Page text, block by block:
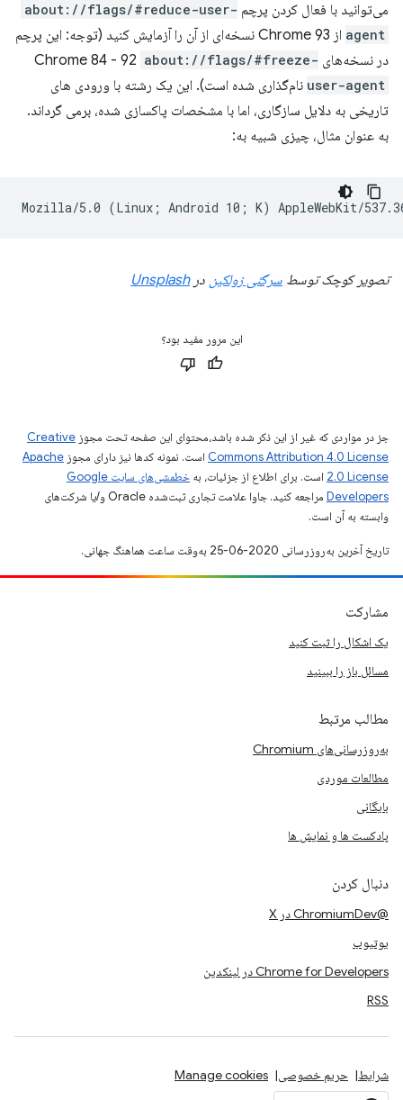
می‌توانید با فعال کردن پرچم about://flags/#reduce-user-
agent
از Chrome 93 نسخه‌ای از آن را آزمایش کنید (توجه: این پرچم
در نسخه‌های Chrome 84 - 92 about://flags/#freeze-
user-agent نام‌گذاری شده است). این یک رشته با ورودی های
تاریخی به دلایل سازگاری، اما با مشخصات پاکسازی شده، برمی گرداند.
به عنوان مثال، چیزی شبیه به:
تصویر کوچک توسط سرگئی زولکین درUnsplash
این مرور مفید بود؟
جز در مواردی که غیر از این ذکر شده باشد،‌محتوای این صفحه تحت مجوز Creative
Commons Attribution 4.0 License است. نمونه کدها نیز دارای مجوز Apache
2.0 License است. برای اطلاع از جزئیات، به
خطمشی‌های سایت Google
Developers‏
مراجعه کنید. جاوا علامت تجاری ثبت‌شده Oracle و/یا شرکت‌های
وابسته به آن است.
تاریخ آخرین به‌روزرسانی 2020-06-25 به‌وقت ساعت هماهنگ جهانی.
مشارکت
یک اشکال را ثبت کنید
مسائل باز را ببینید
مطالب مرتبط
به‌روزرسانی‌های Chromium
مطالعات موردی
بایگانی
پادکست ها و نمایش ها
دنبال کردن
@ChromiumDev در X
یوتیوب
Chrome for Developers در لینکدین
RSS
شرایط حریم خصوصی Manage cookies